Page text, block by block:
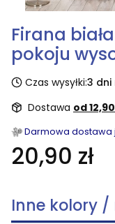
Firana
pokoju
Czas wysyłki:3 dni
Dostawa od
Darmowa dostawa
20,90 zł
Inne kolory /